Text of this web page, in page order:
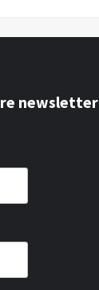
newsletter